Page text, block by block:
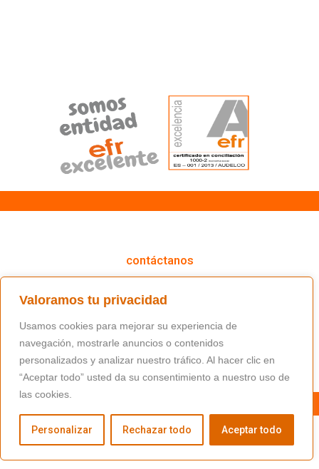
Valoramos tu privacidad
Usamos cookies para mejorar su experiencia de
navegación, mostrarle anuncios o contenidos
personalizados y analizar nuestro tráfico. Al hacer clic en
“Aceptar todo” usted da su consentimiento a nuestro uso de
las cookies.
Personalizar Rechazar todo Aceptar todo
contáctanos
(+34) 91 766 98 56 / fundacion@masfamilia.org
síguenos en nuestras redes sociales